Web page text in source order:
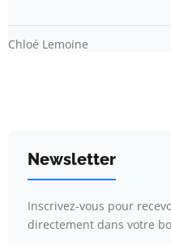
Chloé Lemoine
Newsletter
Inscrivez-vous pour
directement dans votre